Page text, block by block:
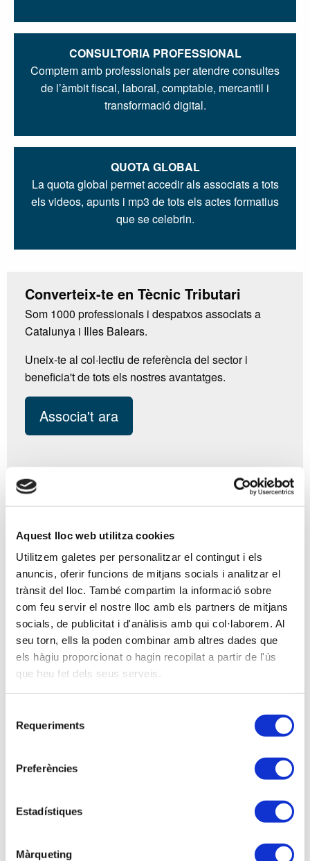
Aquest lloc web utilitza cookies
Utilitzem galetes per personalitzar el contingut i els
anuncis, oferir funcions de mitjans socials i analitzar el
trànsit del lloc. També compartim la informació sobre
com feu servir el nostre lloc amb els partners de mitjans
socials, de publicitat i d'anàlisis amb qui col·laborem. Al
seu torn, ells la poden combinar amb altres dades que
els hàgiu proporcionat o hagin recopilat a partir de l'ús
que heu fet dels seus serveis.
Requeriments
Preferències
Estadístiques
Màrqueting
CONSULTORIA PROFESSIONAL
Comptem amb professionals per atendre consultes
de l’àmbit fiscal, laboral, comptable, mercantil i
transformació digital.
QUOTA GLOBAL
La quota global permet accedir als associats a tots
els videos, apunts i mp3 de tots els actes formatius
que se celebrin.
Converteix-te en Tècnic Tributari
Som 1000 professionals i despatxos associats a
Catalunya i Illes Balears.
Uneix-te al col·lectiu de referència del sector i
beneficia't de tots els nostres avantatges.
Associa't ara